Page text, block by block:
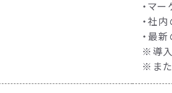
・マ
・社
・最
※導入
※また